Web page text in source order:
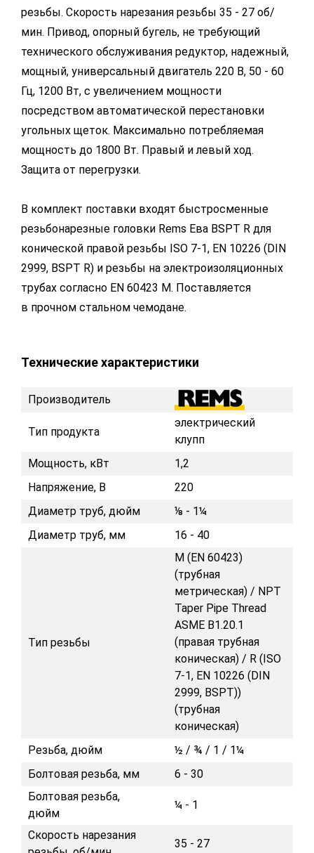
резьбы. Скорость нарезания резьбы 35 - 27 об/
мин. Привод, опорный бугель, не требующий
технического обслуживания редуктор, надежный,
мощный, универсальный двигатель 220 В, 50 - 60
Гц, 1200 Вт, с увеличением мощности
посредством автоматической перестановки
угольных щеток. Максимально потребляемая
мощность до 1800 Вт. Правый и левый ход.
Защита от перегрузки.
В комплект поставки входят быстросменные
резьбонарезные головки Rems Ева BSPT R для
конической правой резьбы ISO 7-1, EN 10226 (DIN
2999, BSPT R) и резьбы на электроизоляционных
трубах согласно EN 60423 М. Поставляется
в прочном стальном чемодане.
Технические характеристики
Производитель
Тип продукта
электрический
клупп
Мощность, кВт
1,2
Напряжение, В
220
Диаметр труб, дюйм
⅛ - 1¼
Диаметр труб, мм
16 - 40
Тип резьбы
M (EN 60423)
(трубная
метрическая) / NPT
Taper Pipe Thread
ASME B1.20.1
(правая трубная
коническая) / R (ISO
7-1, EN 10226 (DIN
2999, BSPT))
(трубная
коническая)
Резьба, дюйм
½ / ¾ / 1 / 1¼
Болтовая резьба, мм
6 - 30
Болтовая резьба,
дюйм
¼ - 1
Скорость нарезания
35 - 27